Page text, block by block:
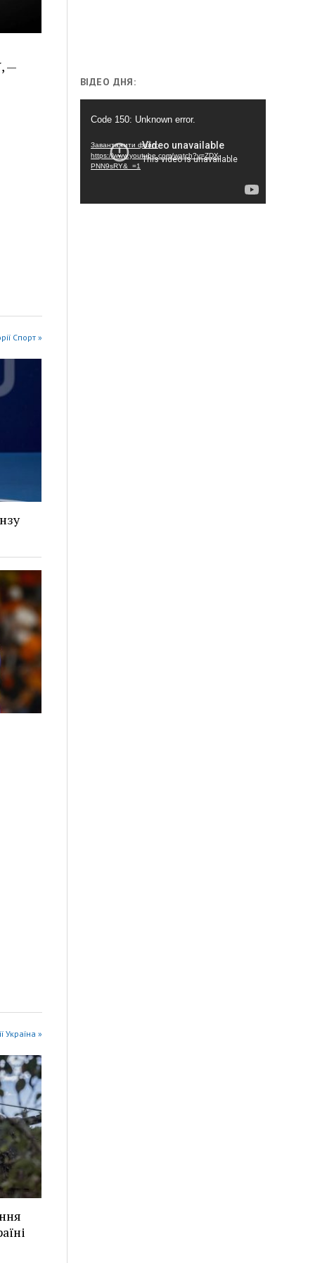
—
Спорт »
Україна »
ВІДЕО ДНЯ:
Code 150: Unknown error.
Завантажити файл:
https://www.youtube.com/watch?v=ZDX-
PNN9sRY&_=1